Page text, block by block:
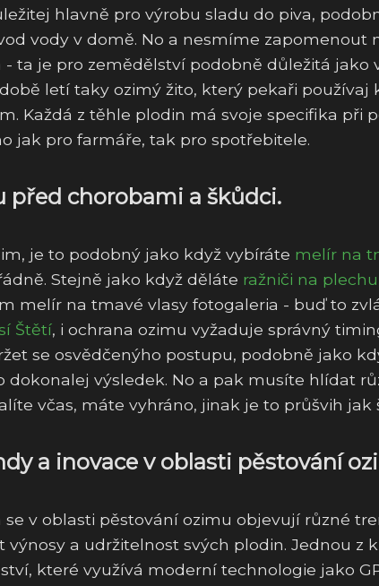
hlavně pro výrobu sladu do piva,
vody v domě. No a nesmíme zapomenout
- ta je pro zemědělství podobně důležitá
letí taky ozimý žito, který pekaři používaj
Každá z těhle plodin má svoje specifika při
jak pro farmáře, tak pro spotřebitele.
před chorobami a škůdci.
je to podobný jako když vybíráte melír na
Stejně jako když děláte ražniči na plechu
melír na tmavé vlasy fotogaleria - buď to
Štětí, i ochrana ozimu vyžaduje správný
se osvědčenýho postupu, podobně jako
dokonalej výsledek. No a pak musíte hlídat
včas, máte vyhráno, jinak je to průšvih jak
a inovace v oblasti pěstování
v oblasti pěstování ozimu objevují různé
výnosy a udržitelnost svých plodin. Jednou z
které využívá moderní technologie jako